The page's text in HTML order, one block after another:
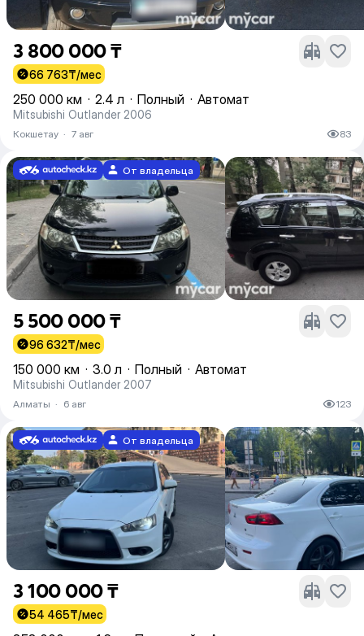
3 800 000 ₸
66 763₸/мес
250 000 км · 2.4 л · Полный · Автомат
Mitsubishi Outlander 2006
Кокшетау · 7 авг 83
От владельца
5 500 000 ₸
96 632₸/мес
150 000 км · 3.0 л · Полный · Автомат
Mitsubishi Outlander 2007
Алматы · 6 авг 123
От владельца
3 100 000 ₸
54 465₸/мес